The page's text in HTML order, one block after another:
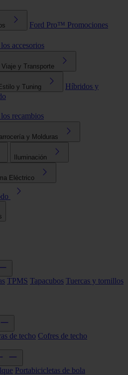
Ford Pro™ Promociones
accesorios
Viaje y Transporte
y Tuning
Híbridos y
recambios
y Molduras
Iluminación
Eléctrico
TPMS Tapacubos Tuercas y tornillos
de techo Cofres de techo
Portabicicletas de bola